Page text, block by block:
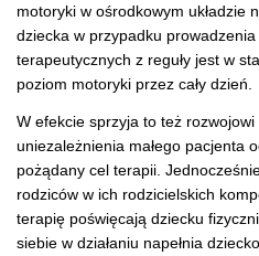
motoryki w ośrodkowym układzie
dziecka w przypadku
terapeutycznych z reguły jest w
poziom motoryki przez cały dzień.
W efekcie sprzyja to też
uniezależnienia małego pacjenta
pożądany cel terapii.
rodziców w ich rodzicielskich
terapię poświęcają dziecku
siebie w działaniu napełnia